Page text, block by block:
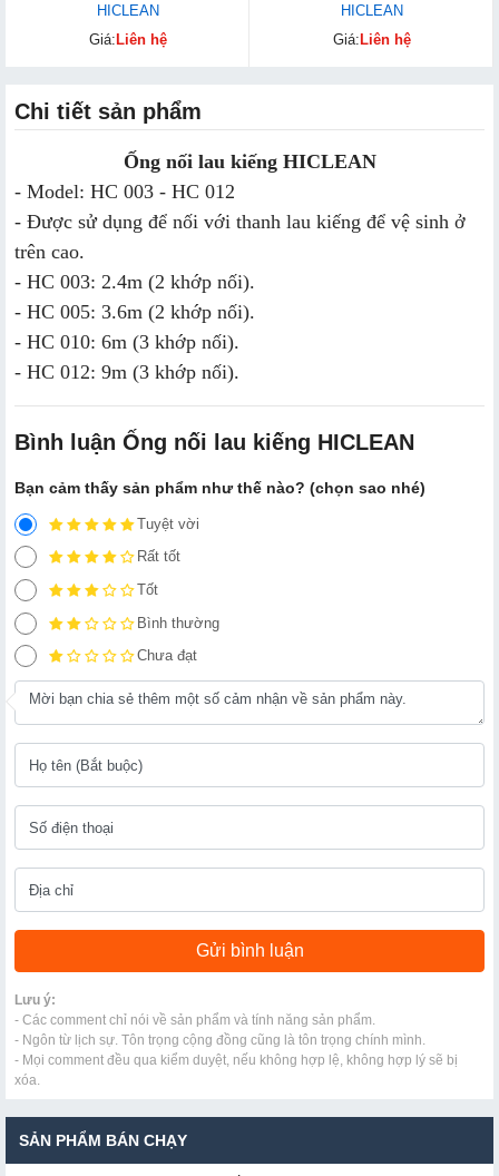
HICLEAN
Giá: Liên hệ
HICLEAN
Giá: Liên hệ
Chi tiết sản phẩm
Ống nối lau kiếng HICLEAN
- Model: HC 003 - HC 012
- Được sử dụng để nối với thanh lau kiếng để vệ sinh ở
trên cao.
- HC 003: 2.4m (2 khớp nối).
- HC 005: 3.6m (2 khớp nối).
- HC 010: 6m (3 khớp nối).
- HC 012: 9m (3 khớp nối).
Bình luận Ống nối lau kiếng HICLEAN
Bạn cảm thấy sản phẩm như thế nào? (chọn sao nhé)
Tuyệt vời
Rất tốt
Tốt
Bình thường
Chưa đạt
Lưu ý:
- Các comment chỉ nói về sản phẩm và tính năng sản phẩm.
- Ngôn từ lịch sự. Tôn trọng cộng đồng cũng là tôn trọng chính mình.
- Mọi comment đều qua kiểm duyệt, nếu không hợp lệ, không hợp lý sẽ bị
xóa.
SẢN PHẨM BÁN CHẠY